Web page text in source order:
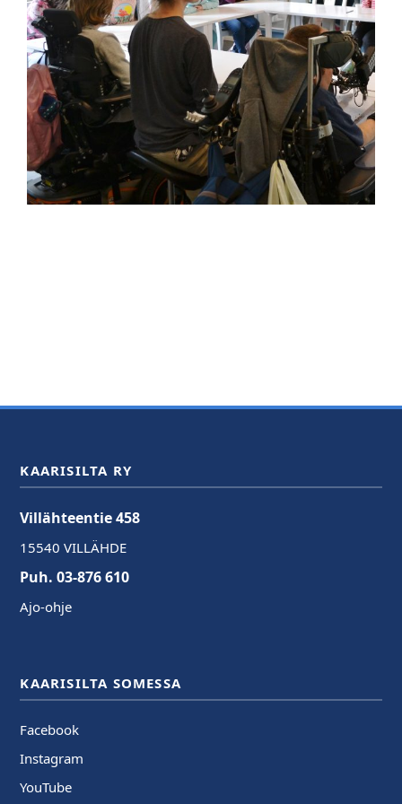
KAARISILTA RY
Villähteentie 458
15540 VILLÄHDE
Puh. 03-876 610
Ajo-ohje
KAARISILTA SOMESSA
Facebook
Instagram
YouTube